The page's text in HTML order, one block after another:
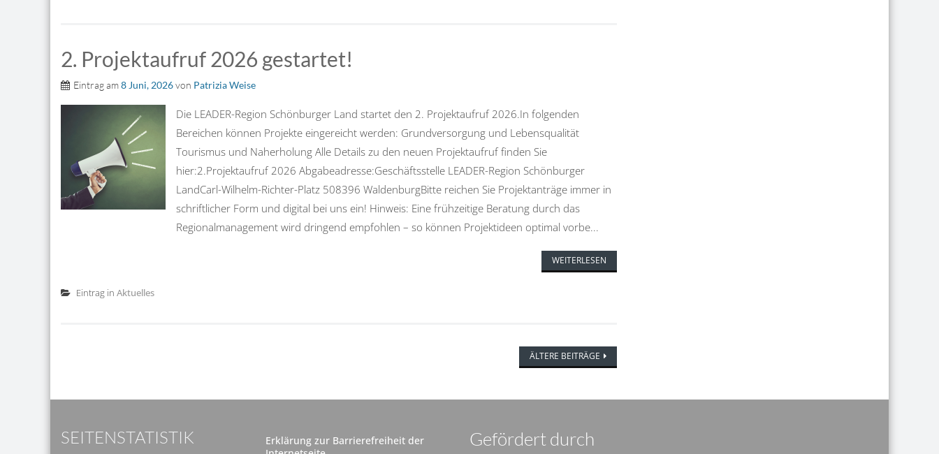
2. Projektaufruf 2026 gestartet!
Eintrag am8 Juni, 2026von Patrizia Weise
Die LEADER-Region Schönburger Land startet den 2. Projektaufruf 2026.In folgenden
Bereichen können Projekte eingereicht werden: Grundversorgung und Lebensqualität
Tourismus und Naherholung Alle Details zu den neuen Projektaufruf finden Sie
hier:2.Projektaufruf 2026 Abgabeadresse:Geschäftsstelle LEADER-Region Schönburger
LandCarl-Wilhelm-Richter-Platz 508396 WaldenburgBitte reichen Sie Projektanträge immer in
schriftlicher Form und digital bei uns ein! Hinweis: Eine frühzeitige Beratung durch das
Regionalmanagement wird dringend empfohlen – so können Projektideen optimal vorbe...
WEITERLESEN
Eintrag in Aktuelles
ÄLTERE BEITRÄGE
SEITENSTATISTIK
Erklärung zur Barrierefreiheit der
Gefördert durch